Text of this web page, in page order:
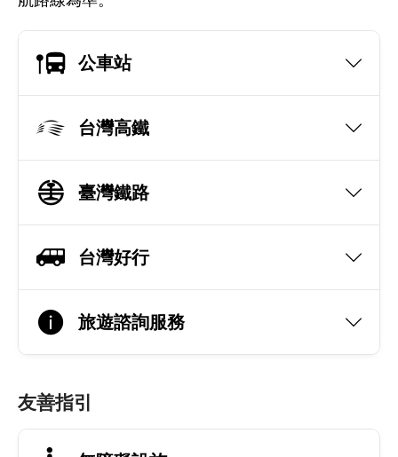
公車站
台灣高鐵
臺灣鐵路
台灣好行
旅遊諮詢服務
友善指引